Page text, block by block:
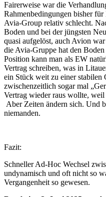
Fairerweise war die
Rahmenbedingungen bisher
Avia-Group relativ schlecht.
Boden und bei der jüngsten
quasi aufgelöst, auch Avion
die Avia-Gruppe hat den
Position kann man als EW
Vertrag schreiben, was in
ein Stück weit zu einer stabilen
zwischenzeitlich sogar mal
Vertrag wieder raus wollte,
Aber Zeiten ändern sich. Und
niemanden.
Fazit:
Schneller Ad-Hoc Wechsel
undynamisch und oft nicht so
Vergangenheit so gewesen.